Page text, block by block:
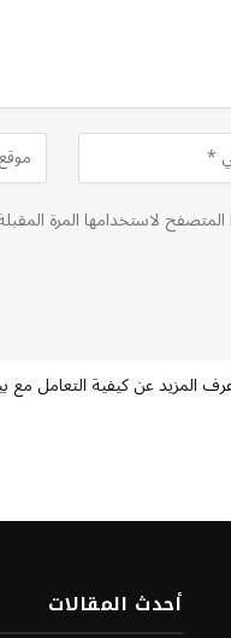
لاستخدامها المرة
المزيد عن كيفية التعامل مع
أحدث المقالات